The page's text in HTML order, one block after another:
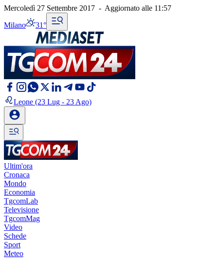
Mercoledì 27 Settembre 2017 - Aggiornato alle 11:57
Milano 31°
Leone (23 Lug - 23 Ago)
Ultim'ora
Cronaca
Mondo
Economia
TgcomLab
Televisione
TgcomMag
Video
Schede
Sport
Meteo